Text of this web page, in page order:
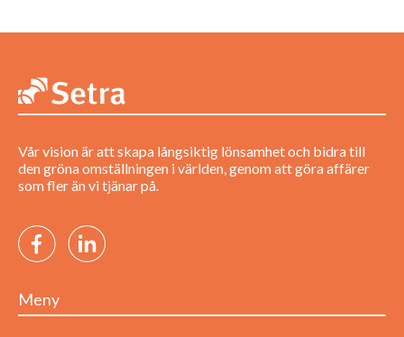
Vår vision är att skapa långsiktig lönsamhet och bidra till
den gröna omställningen i världen, genom att göra affärer
som fler än vi tjänar på.
Meny